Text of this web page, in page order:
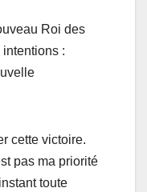
Roi des
:
cette victoire.
pas ma priorité
toute